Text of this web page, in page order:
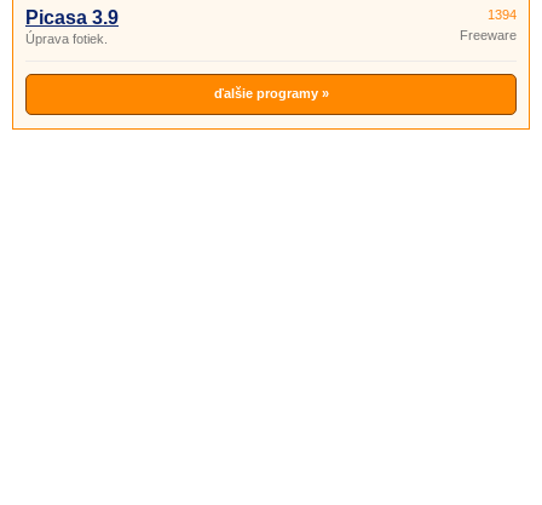
Picasa 3.9
Úprava fotiek.
1394
Freeware
ďalšie programy »